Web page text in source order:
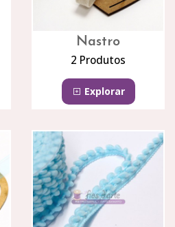
Nastro
2 Produtos
Explorar